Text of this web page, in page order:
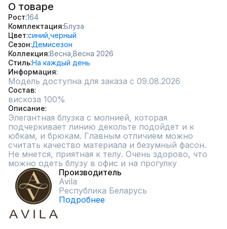
О товаре
Рост 164
Комплектация Блуза
Цвет синий, черный
Сезон Демисезон
Коллекция Весна, Весна 2026
СтильНа каждый день
Информация
Модель доступна для заказа с 09.08.2026
Состав
вискоза 100%
Описание
Элегантная блузка с молнией, которая
подчеркивает линию декольте подойдет и к
юбкам, и брюкам. Главным отличием можно
считать качество материала и безумный фасон.
Не мнется, приятная к телу. Очень здорово, что
можно одеть блузу в офис и на прогулку
Производитель
Avila
Республика Беларусь
Подробнее